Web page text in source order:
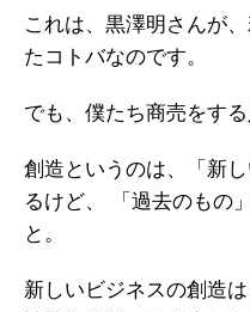
これは、黒澤明さんが
たコトバなのです。
でも、僕たち商売をす
創造というのは、「新
るけど、
「過去のもの
と。
新しいビジネスの創造